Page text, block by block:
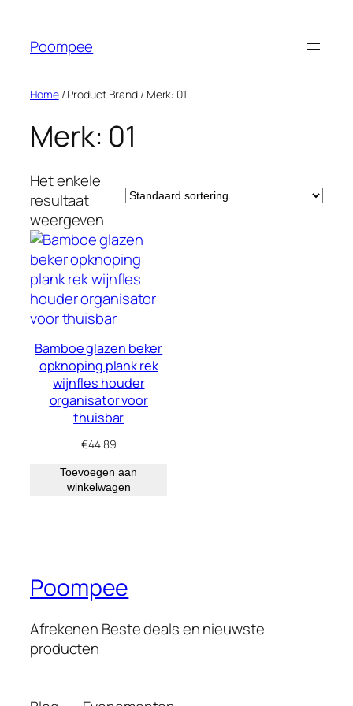
Poompee
Home/ Product Brand / Merk: 01
Merk: 01
Het enkele
resultaat
weergeven
Bamboe glazen beker
opknoping plank rek
wijnfles houder
organisator voor
thuisbar
€44.89
Toevoegen aan
winkelwagen
Poompee
Afrekenen Beste deals en nieuwste
producten